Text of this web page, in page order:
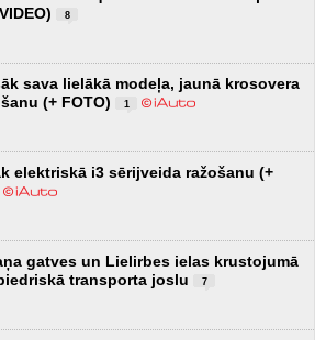
8
sava lielākā modeļa, jaunā krosovera
(+ FOTO)
1
elektriskā i3 sērijveida ražošanu (+
gatves un Lielirbes ielas krustojumā
transporta joslu
7